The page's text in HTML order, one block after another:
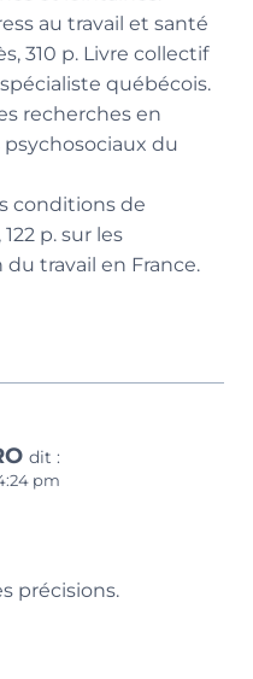
au travail et santé
310 p. Livre collectif
québécois.
recherches en
du
conditions de
p. sur les
travail en France.
dit :
pm
précisions.